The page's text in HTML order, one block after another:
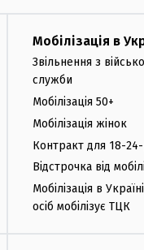
Мобілізація в
Звільнення з
служби
Мобілізація 50+
Мобілізація жінок
Контракт для 18-24-
Відстрочка від
Мобілізація в
осіб мобілізує ТЦК